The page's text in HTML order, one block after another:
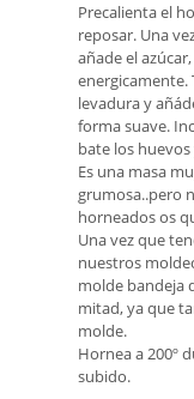
Precalienta el
reposar. Una
añade el
energicamente.
levadura y
forma suave.
bate los huevos
Es una masa
grumosa..pero
horneados os
Una vez que
nuestros
molde bandeja
mitad, ya que
molde.
Hornea a 200º
subido.